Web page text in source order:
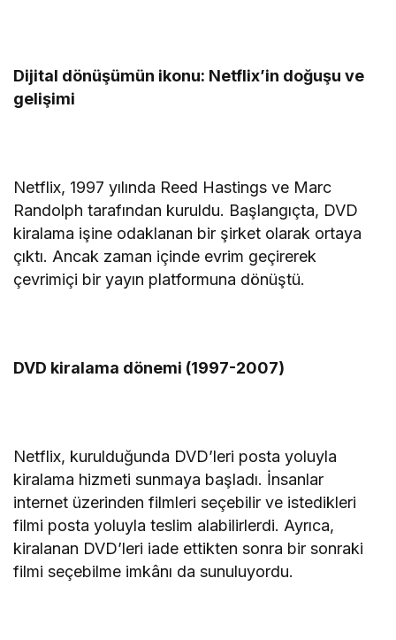
Dijital dönüşümün ikonu: Netflix’in doğuşu ve
gelişimi
Netflix, 1997 yılında Reed Hastings ve Marc
Randolph tarafından kuruldu. Başlangıçta, DVD
kiralama işine odaklanan bir şirket olarak ortaya
çıktı. Ancak zaman içinde evrim geçirerek
çevrimiçi bir yayın platformuna dönüştü.
DVD kiralama dönemi (1997-2007)
Netflix, kurulduğunda DVD’leri posta yoluyla
kiralama hizmeti sunmaya başladı. İnsanlar
internet üzerinden filmleri seçebilir ve istedikleri
filmi posta yoluyla teslim alabilirlerdi. Ayrıca,
kiralanan DVD’leri iade ettikten sonra bir sonraki
filmi seçebilme imkânı da sunuluyordu.